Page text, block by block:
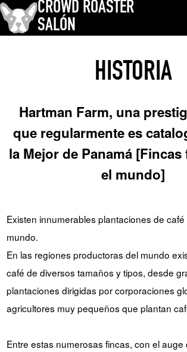
CROWD ROASTER
SALÓN
Los granos de café
PALABRA CLAVE
Geisha de Panamá
Los granos de café y
marcas de café
propuesta que se aparta de lo
convencional.
, el tostador de
de Japón de
HISTORIA
Hartman Farm, una
que regularmente es
la Mejor de Panamá [Fincas
el mundo]
Existen innumerables plantaciones de
mundo.
En las regiones productoras del mundo
café de diversos tamaños y tipos, desde
plantaciones dirigidas por corporaciones
agricultores muy pequeños que plantan
Entre estas numerosas fincas, con el